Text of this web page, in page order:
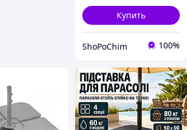
Купить
ShoPoChim 100%